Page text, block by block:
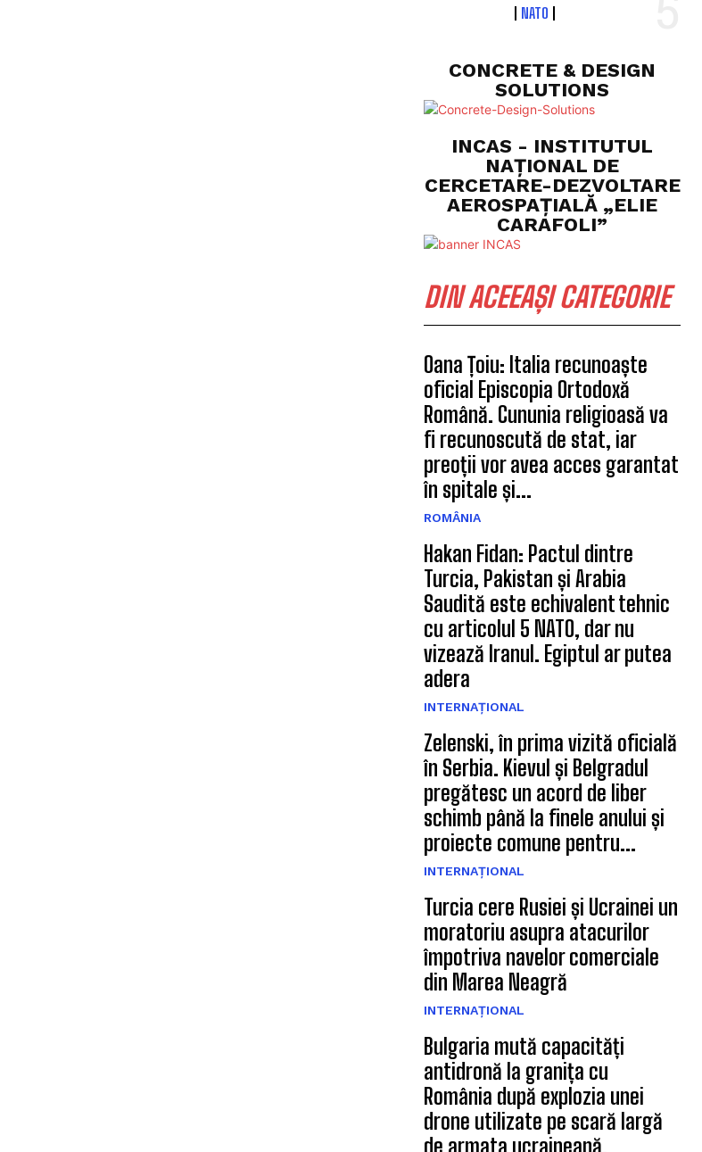
NATO
CONCRETE & DESIGN
SOLUTIONS
INCAS - INSTITUTUL
NAȚIONAL DE
CERCETARE-DEZVOLTARE
AEROSPAȚIALĂ „ELIE
CARAFOLI”
DIN ACEEAȘI CATEGORIE
Oana Țoiu: Italia recunoaște
oficial Episcopia Ortodoxă
Română. Cununia religioasă va
fi recunoscută de stat, iar
preoții vor avea acces garantat
în spitale și...
ROMÂNIA
Hakan Fidan: Pactul dintre
Turcia, Pakistan și Arabia
Saudită este echivalent tehnic
cu articolul 5 NATO, dar nu
vizează Iranul. Egiptul ar putea
adera
INTERNAȚIONAL
Zelenski, în prima vizită oficială
în Serbia. Kievul și Belgradul
pregătesc un acord de liber
schimb până la finele anului și
proiecte comune pentru...
INTERNAȚIONAL
Turcia cere Rusiei și Ucrainei un
moratoriu asupra atacurilor
împotriva navelor comerciale
din Marea Neagră
INTERNAȚIONAL
Bulgaria mută capacități
antidronă la granița cu
România după explozia unei
drone utilizate pe scară largă
de armata ucraineană.